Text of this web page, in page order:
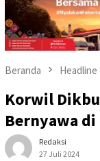
Beranda Headline
Korwil
Bernyawa
Redaksi
27 Juli 2024